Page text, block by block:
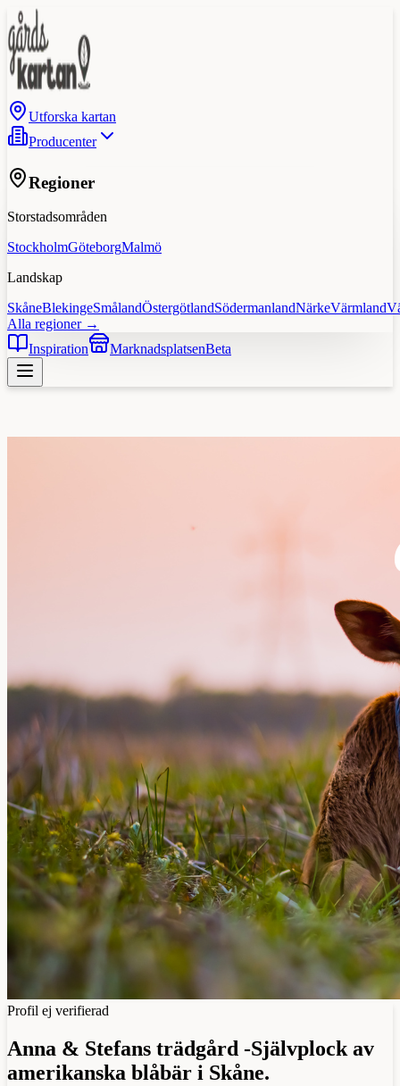
Utforska kartan
Producenter
Regioner
Storstadsområden
StockholmGöteborgMalmö
Landskap
SkåneBlekingeSmålandÖstergötlandSödermanlandNärkeVärmland
Alla regioner →
Inspiration
MarknadsplatsenBeta
Profil ej verifierad
Anna & Stefans trädgård -Självplock av
amerikanska blåbär i Skåne.